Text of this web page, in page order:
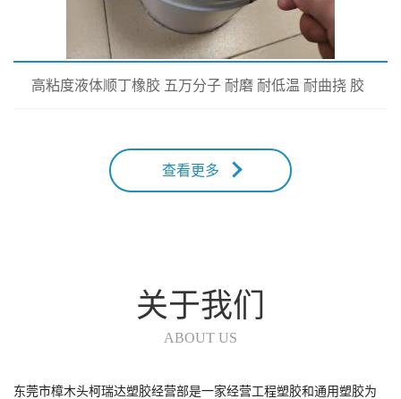
高粘度液体顺丁橡胶 五万分子 耐磨 耐低温 耐曲挠 胶
查看更多
关于我们
ABOUT US
东莞市樟木头柯瑞达塑胶经营部是一家经营工程塑胶和通用塑胶为